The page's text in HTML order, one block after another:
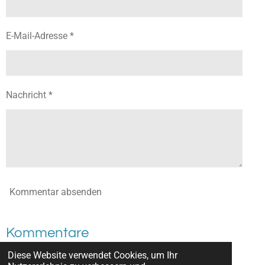
Diese Website verwendet Cookies, um Ihr
E-Mail-Adresse *
Nachricht *
Kommentar absenden
Kommentare
Es gibt noch keine Kommentare.